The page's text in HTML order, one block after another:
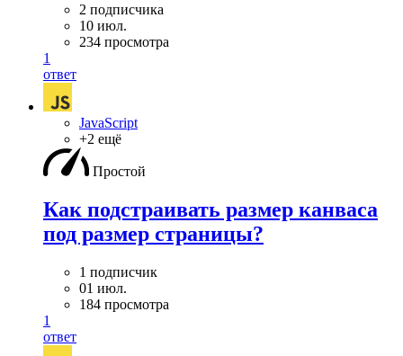
2 подписчика
10 июл.
234 просмотра
1
ответ
JavaScript
+2 ещё
Простой
Как подстраивать размер канваса
под размер страницы?
1 подписчик
01 июл.
184 просмотра
1
ответ